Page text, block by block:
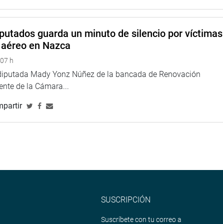
de ellas son de la esfera de funcionarios de dirección
se comprobó que los ejecutantes (algunos
A su vez, los profesionales que debieron ver el
para la implementación de servicios de cirugía y
se han dictado penas de 7 y 9 años, más reparaciones
condenatorias son por hechos ilícitos en el Hospital
precio inicial.
pública”.
de atraso, sin un hospital adecuado cuando se ha
guarda un minuto de silencio por víctimas
en Nazca
h
Mady Yonz Núñez de la bancada de Renovación
de la Cámara...
SUSCRIPCIÓN
Suscríbete con tu correo a